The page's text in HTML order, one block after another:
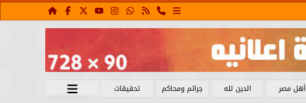
أهل مصر الدين لله جرائم ومحاكم
تحقيقات